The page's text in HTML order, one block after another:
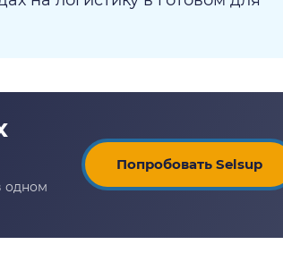
Попробовать Selsup